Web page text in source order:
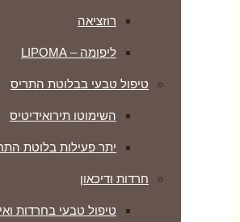
רוזציאה
ליפומה – LIPOMA
טיפול טבעי בבלוטת התריס
השימוטו תירואידיטיס
יתר פעילות בלוטת
חרדות ודיכאון
טיפול טבעי בחרדות